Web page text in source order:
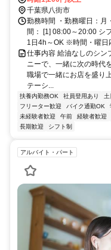
千葉県八街市
勤務時間 ・勤務曜日：月
間： [1] 08:00～20:00 シ
1日4h～OK ※時間・曜日
仕事内容 給油なしのシン
ニーで、一緒に次の時代
職場で一緒にお店を盛り
テーシ...
扶養内勤務OK 社員登用あり 土
フリーター歓迎
バイク通勤OK
未経験者歓迎
午前 経験者歓迎
長期歓迎
シフト制
アルバイト・パート